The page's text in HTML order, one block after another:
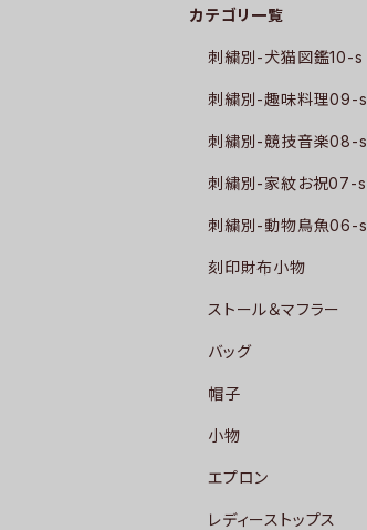
カテゴリ一覧
刺繍別-犬猫図鑑10-s
刺繍別-趣味料理09-s
刺繍別-競技音楽08-s
刺繍別-家紋お祝07-s
刺繍別-動物鳥魚06-s
刻印財布小物
ストール＆マフラー
バッグ
帽子
小物
エプロン
レディーストップス